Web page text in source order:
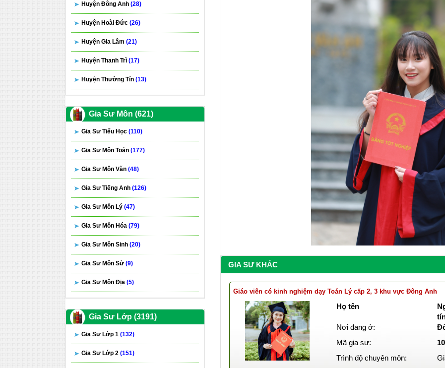
GIA SƯ KHÁC
Giáo viên có kinh nghiệm dạy Toán Lý cấp 2, 3 khu vực Đông Anh
Họ tên
Nơi đang ở:
Mã gia sư:
Trình độ chuyên môn:
Huyện Đông Anh (28)
Huyện Hoài Đức (26)
Huyện Gia Lâm (21)
Huyện Thanh Trì (17)
Huyện Thường Tín (13)
Gia Sư Môn (621)
Gia Sư Tiểu Học (110)
Gia Sư Môn Toán (177)
Gia Sư Môn Văn (48)
Gia Sư Tiếng Anh (126)
Gia Sư Môn Lý (47)
Gia Sư Môn Hóa (79)
Gia Sư Môn Sinh (20)
Gia Sư Môn Sử (9)
Gia Sư Môn Địa (5)
Gia Sư Lớp (3191)
Gia Sư Lớp 1 (132)
Gia Sư Lớp 2 (151)